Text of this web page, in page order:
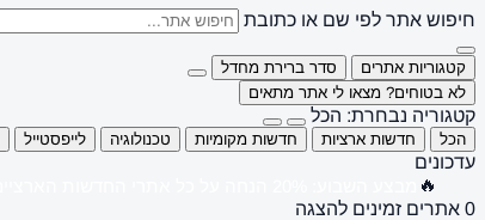
חיפוש אתר לפי שם או כתובת
קטגוריות אתרים
סדר ברירת מחדל
לא בטוחים? מצאו לי אתר מתאים
קטגוריה נבחרת: הכל
הכל חדשות ארציות חדשות מקומיות טכנולוגיה לייפסטייל
עדכונים
🔥
0 אתרים זמינים להצגה